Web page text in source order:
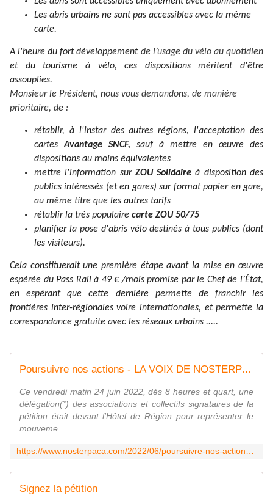
Les abris urbains ne sont pas accessibles avec la même
carte.
A l'heure du fort développementde l’usage du vélo au quotidien
et du tourisme à vélo, ces dispositions méritent d'être
assouplies.
Monsieur le Président, nous vous demandons, de manière
prioritaire, de :
rétablir, à l'instar des autres régions, l'acceptation des
cartesAvantage SNCF, sauf à mettre en œuvre des
dispositions au moins équivalentes
mettre l'information sur ZOU Solidaire à disposition des
publics intéressés (et en gares) sur format papier en gare,
au même titre que les autres tarifs
rétablir la très populaire carte ZOU 50/75
planifier la pose d'abris vélo destinés à tous publics (dont
les visiteurs).
Cela constituerait une première étape avant la mise en œuvre
espérée du Pass Rail à 49 € /mois promise par le Chef de l’État,
en espérant que cette dernière permette de franchir les
frontières inter-régionales voire internationales, et permette la
correspondance gratuite avec les réseaux urbains .....
Poursuivre nos actions - LA VOIX DE NOSTERPACA
Ce vendredi matin 24 juin 2022, dès 8 heures et quart, une
délégation(*) des associations et collectifs signataires de la
pétition était devant l'Hôtel de Région pour représenter le
mouveme...
Signez la pétition